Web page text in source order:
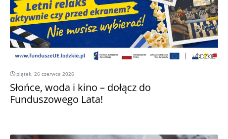
piątek, 26 czerwca 2026
Słońce, woda i kino – dołącz do
Funduszowego Lata!